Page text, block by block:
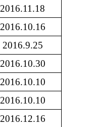
2016.11.18
2016.10.16
2016.9.25
2016.10.30
2016.10.10
2016.10.10
2016.12.16